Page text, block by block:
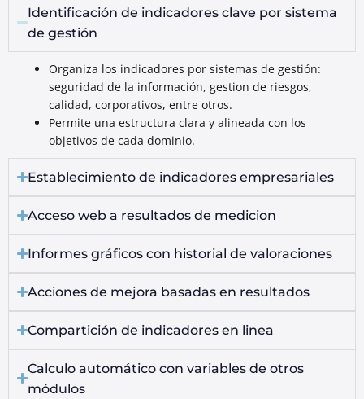
Identificación de indicadores clave por sistema
de gestión
Organiza los indicadores por sistemas de gestión:
seguridad de la información, gestion de riesgos,
calidad, corporativos, entre otros.
Permite una estructura clara y alineada con los
objetivos de cada dominio.
Establecimiento de indicadores empresariales
Acceso web a resultados de medicion
Informes gráficos con historial de valoraciones
Acciones de mejora basadas en resultados
Compartición de indicadores en linea
Calculo automático con variables de otros
módulos